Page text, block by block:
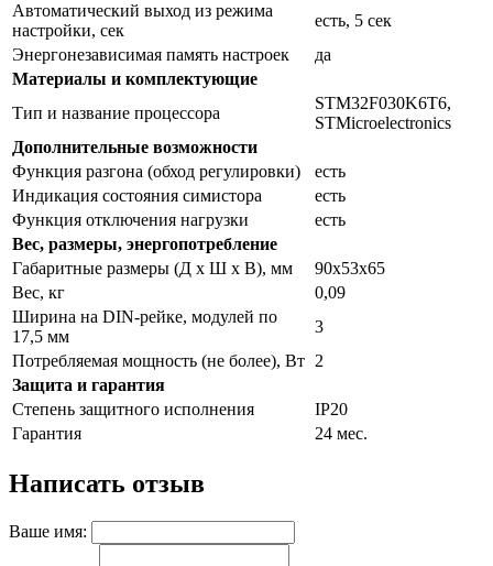
Автоматический выход из режима
настройки, сек
есть, 5 сек
Энергонезависимая память настроек
да
Материалы и комплектующие
Тип и название процессора
STM32F030K6T6,
STMicroelectronics
Дополнительные возможности
Функция разгона (обход регулировки)
есть
Индикация состояния симистора
есть
Функция отключения нагрузки
есть
Вес, размеры, энергопотребление
Габаритные размеры (Д х Ш х В), мм
90х53х65
Вес, кг
0,09
Ширина на DIN-рейке, модулей по
17,5 мм
3
Потребляемая мощность (не более), Вт 2
Защита и гарантия
Степень защитного исполнения
IP20
Гарантия
24 мес.
Написать отзыв
Ваше имя: